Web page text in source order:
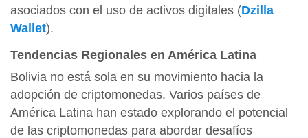
asociados con el uso de activos digitales​ (Dzilla
Wallet)​.
Tendencias Regionales en América Latina
Bolivia no está sola en su movimiento hacia la
adopción de criptomonedas. Varios países de
América Latina han estado explorando el potencial
de las criptomonedas para abordar desafíos